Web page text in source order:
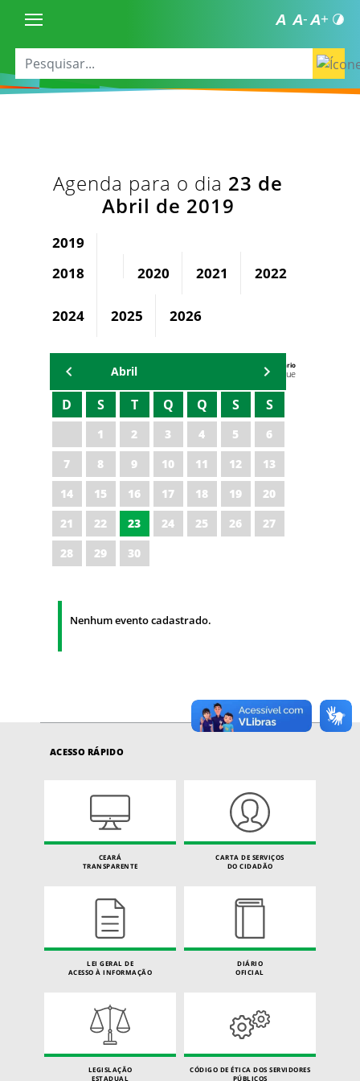
Agenda para o dia 23 de
Abril de 2019
2019
2018
2020 2021 2022
2024 2025 2026
Agenda do Secretário
Zezinho Albuquerque
Abril
D S T Q Q S S
1 2 3 4 5
6
7
8 9 10 11 12
13
14
15 16 17 18 19
20
21
22 23 24 25 26
27
28
29 30
Nenhum evento cadastrado.
ACESSO RÁPIDO
CEARÁ
TRANSPARENTE
CARTA DE SERVIÇOS
DO CIDADÃO
LEI GERAL DE
ACESSO À INFORMAÇÃO
DIÁRIO
OFICIAL
LEGISLAÇÃO
ESTADUAL
CÓDIGO DE ÉTICA DOS SERVIDORES
PÚBLICOS